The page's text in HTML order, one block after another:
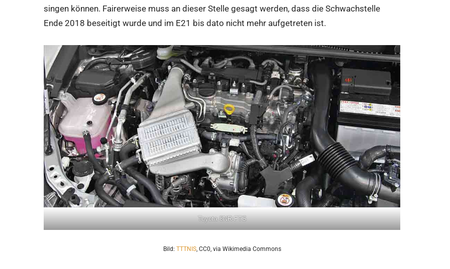
singen können. Fairerweise muss an dieser Stelle gesagt werden, dass die Schwachstelle
Ende 2018 beseitigt wurde und im E21 bis dato nicht mehr aufgetreten ist.
Toyota 8NR-FTS
Bild: TTTNIS, CC0, via Wikimedia Commons